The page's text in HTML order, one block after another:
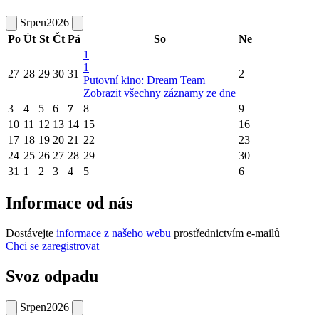
Srpen2026
Po Út St Čt Pá So Ne
27 28 29 30 31
1
1
Putovní kino: Dream Team
Zobrazit všechny záznamy ze dne
2
3 4 5 6 7 8
9
10 11 12 13 14 15
16
17 18 19 20 21 22
23
24 25 26 27 28 29
30
31 1 2 3 4 5 6
Informace od nás
Dostávejte informace z našeho webu prostřednictvím e-mailů
Chci se zaregistrovat
Svoz odpadu
Srpen2026